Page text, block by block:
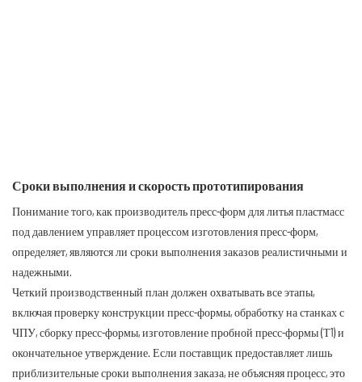
Сроки выполнения и скорость прототипирования
Понимание того, как производитель пресс-форм для литья пластмасс
под давлением управляет процессом изготовления пресс-форм,
определяет, являются ли сроки выполнения заказов реалистичными и
надежными.
Четкий производственный план должен охватывать все этапы,
включая проверку конструкции пресс-формы, обработку на станках с
ЧПУ, сборку пресс-формы, изготовление пробной пресс-формы (Т1) и
окончательное утверждение. Если поставщик предоставляет лишь
приблизительные сроки выполнения заказа, не объясняя процесс, это